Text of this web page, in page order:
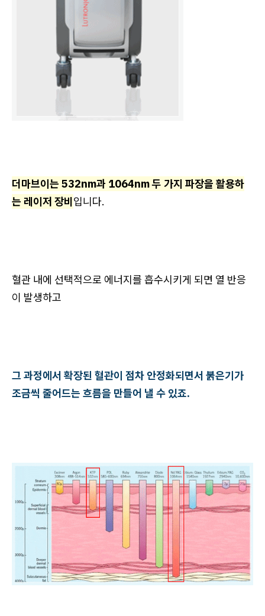
더마브이는 532nm과 1064nm 두 가지 파장을 활용하
는 레이저 장비입니다.
혈관 내에 선택적으로 에너지를 흡수시키게 되면 열 반응
이 발생하고
그 과정에서 확장된 혈관이 점차 안정화되면서 붉은기가
조금씩 줄어드는 흐름을 만들어 낼 수 있죠.